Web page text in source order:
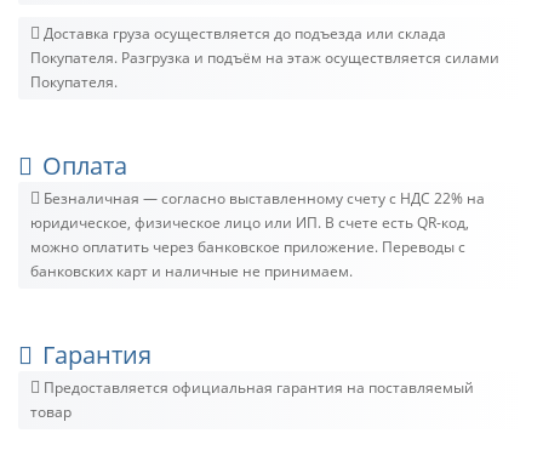
Доставка груза осуществляется до подъезда или склада
Покупателя. Разгрузка и подъём на этаж осуществляется силами
Покупателя.
Оплата
Безналичная — согласно выставленному счету c НДС 22% на
юридическое, физическое лицо или ИП. В счете есть QR-код,
можно оплатить через банковское приложение. Переводы с
банковских карт и наличные не принимаем.
Гарантия
Предоставляется официальная гарантия на поставляемый
товар